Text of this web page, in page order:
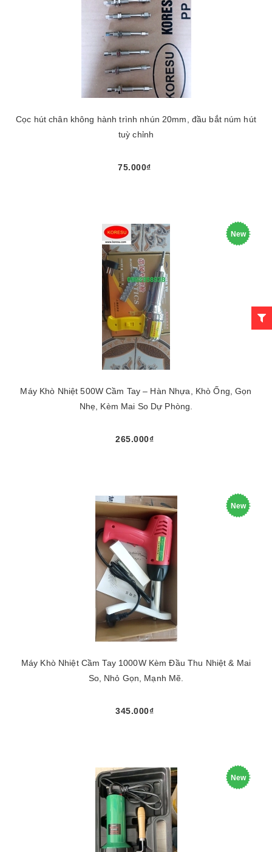
Cọc hút chân không hành trình nhún 20mm, đầu bắt núm hút
tuỳ chỉnh
75.000₫
New
Máy Khò Nhiệt 500W Cầm Tay – Hàn Nhựa, Khò Ống, Gọn
Nhẹ, Kèm Mai So Dự Phòng.
265.000₫
New
Máy Khò Nhiệt Cầm Tay 1000W Kèm Đầu Thu Nhiệt & Mai
So, Nhỏ Gọn, Mạnh Mẽ.
345.000₫
New